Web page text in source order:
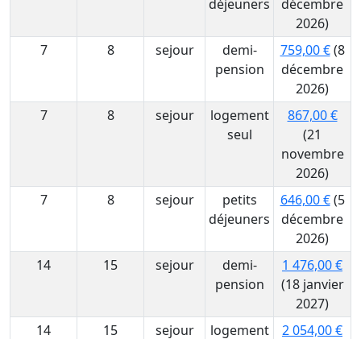
déjeuners
décembre
2026)
7
8 sejour
demi-
pension
759,00 €(8
décembre
2026)
7
8 sejour
logement
seul
867,00 €
(21
novembre
2026)
7
8 sejour
petits
déjeuners
646,00 €(5
décembre
2026)
14
15 sejour
demi-
pension
1 476,00 €
(18 janvier
2027)
14
15 sejour
logement
2 054,00 €